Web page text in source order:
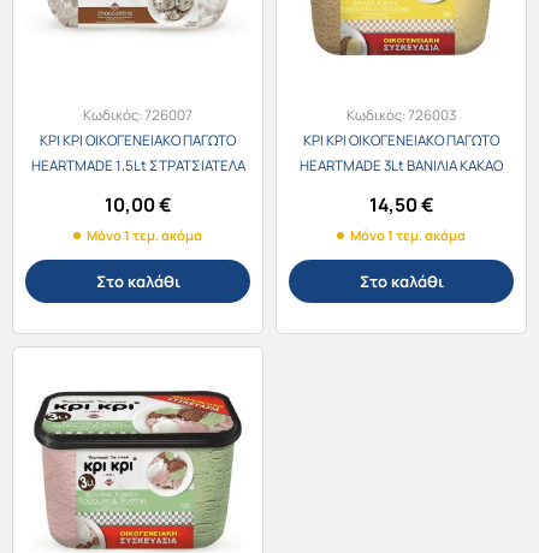
Κωδικός:726007
ΚΡΙ ΚΡΙ ΟΙΚΟΓΕΝΕΙΑΚΟ ΠΑΓΩΤΟ
HEARTMADE 1.5Lt ΣΤΡΑΤΣΙΑΤΕΛΑ
10,00€
Μόνο 1 τεμ. ακόμα
Στο καλάθι
Κωδικός:726003
ΚΡΙ ΚΡΙ ΟΙΚΟΓΕΝΕΙΑΚΟ ΠΑΓΩΤΟ
HEARTMADE 3Lt ΒΑNΙΛΙΑ ΚΑKΑΟ
14,50€
Μόνο 1 τεμ. ακόμα
Στο καλάθι